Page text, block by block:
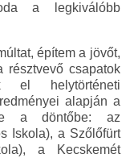
a legkiválóbb
építem a jövőt,
résztvevő csapatok
el helytörténeti
alapján a
a döntőbe: az
Iskola), a Szőlőfürt
a Kecskemét